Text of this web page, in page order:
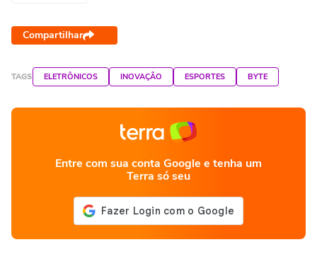
Compartilhar
TAGS ELETRÔNICOS INOVAÇÃO ESPORTES BYTE
Entre com sua conta Google e tenha um
Terra só seu